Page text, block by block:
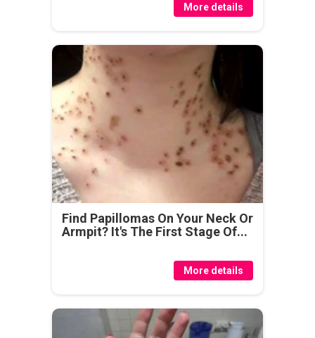
More details
Find Papillomas On Your Neck Or
Armpit? It's The First Stage Of...
More details